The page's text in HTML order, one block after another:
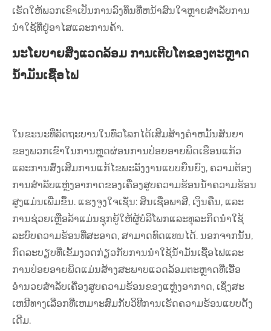
ເຮັດໃຫ້ພວກເຂົາເປັນການລົງທຶນທີ່ຫນ້າສົນໃຈຫຼາຍສໍາລັບການ
ນໍາໃຊ້ທີ່ຢູ່ອາໄສແລະການຄ້າ.
ນະໂຍບາຍສິ່ງແວດລ້ອມ ການເຕີບໂຕຂອງຕະຫຼາດ
ນໍ້າມັນເຊື້ອໄຟ
ໃນຂະນະທີ່ລັດຖະບານໃນທົ່ວໂລກໄດ້ເສີມສ້າງຄໍາຫມັ້ນສັນຍາ
ຂອງພວກເຂົາໃນການຫຼຸດຜ່ອນການປ່ອຍອາຍພິດເຮືອນແກ້ວ
ແລະການສົ່ງເສີມການແກ້ໄຂພະລັງງານແບບຍືນຍົງ, ຄວາມຕ້ອງ
ການສໍາລັບແຫຼ່ງອາກາດຂອງເຄື່ອງສູບຄວາມຮ້ອນນ້ໍາຄວາມຮ້ອນ
ສູງແມ່ນເພີ່ມຂຶ້ນ. ແຮງຈູງໃຈເຊັ່ນ: ສິນເຊື່ອພາສີ, ເງິນຄືນ, ແລະ
ການຊ່ວຍເຫຼືອລ້າແມ່ນຊຸກຍູ້ໃຫ້ຜູ້ບໍລິໂພກແລະທຸລະກິດນໍາໃຊ້
ລະບົບຄວາມຮ້ອນທີ່ສະອາດ, ສາມາດທົດແທນໄດ້. ນອກຈາກນັ້ນ,
ກົດລະບຽບທີ່ເຂັ້ມງວດກ່ຽວກັບການນໍາໃຊ້ນໍ້າມັນເຊື້ອໄຟແລະ
ການປ່ອຍອາຍພິດແມ່ນສ້າງສະພາບແວດລ້ອມຕະຫຼາດທີ່ເອື້ອ
ອໍານວຍສໍາລັບເຄື່ອງສູບຄວາມຮ້ອນຂອງແຫຼ່ງອາກາດ, ເຊິ່ງສະ
ເຫນີທາງເລືອກທີ່ເຫມາະສົມກັບວິທີການເຮັດຄວາມຮ້ອນແບບດັ້ງ
ເດີມ.